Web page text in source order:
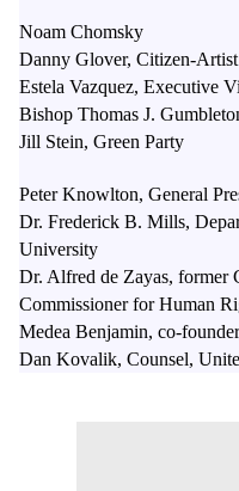
Noam Chomsky
Danny Glover, Citizen-Artist
Estela Vazquez, Executive
Bishop Thomas J.
Jill Stein, Green Party
Peter Knowlton, General
Dr. Frederick B. Mills,
University
Dr. Alfred de Zayas, former
Commissioner for Human
Medea Benjamin, co-
Dan Kovalik, Counsel,